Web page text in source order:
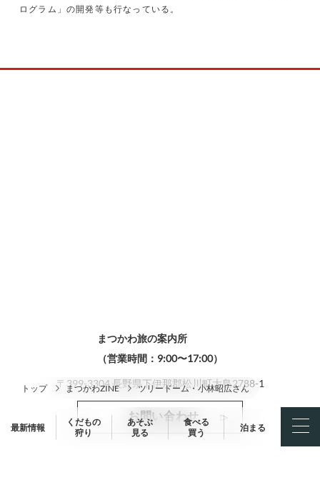
トップ まつかわZINE ツリードーム・小林昭広さん
最新情報
くだもの
狩り
あそぶ
見る
食べる
買う
泊まる
ログラム」の開発等も行なっている。
まつかわ旅の案内所
（営業時間：9:00〜17:00）
〒399-3304 長野県下伊那郡松川町大島2788-1
お問い合わせ